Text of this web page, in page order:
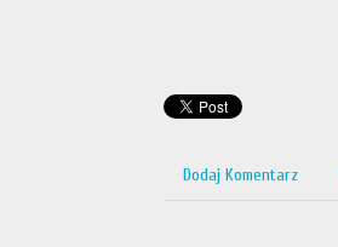
Dodaj Komentarz